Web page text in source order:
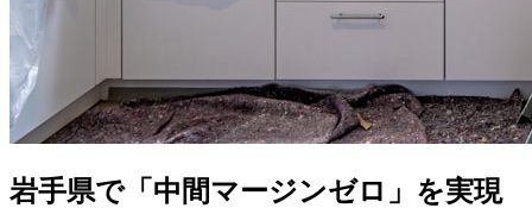
岩手県で「中間マージンゼロ」を実現